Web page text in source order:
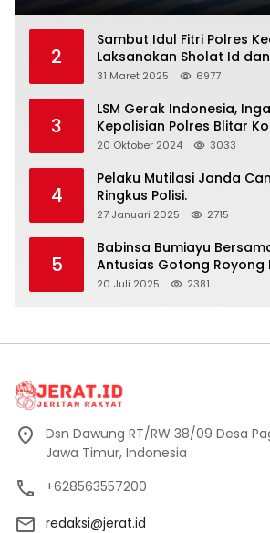
2
Sambut Idul Fitri Polres
Laksanakan Sholat Id
Halalbihalal
31 Maret 2025 6977
3
LSM Gerak Indonesia,
Kepolisian Polres Blitar
Polri” Harus Diamalkan
20 Oktober 2024 3033
4
Pelaku Mutilasi Janda
Ringkus Polisi.
27 Januari 2025 2715
5
Babinsa Bumiayu
Antusias Gotong Royong
Dusun Banaran
20 Juli 2025 2381
Dsn Dawung RT/RW 38/09 Desa
Jawa Timur, Indonesia
+628563557200
redaksi@jerat.id